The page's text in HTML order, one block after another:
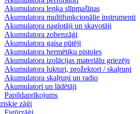
Akumulatora leņķa slīpmašīnas
Akumulatora multifunkcionālie instrumenti
Akumulatora naglotāji un skavotāji
Akumulatora zobenzāģi
Akumulatora gaisa pūtēji
Akumulatora hermētiķu pistoles
Akumulatora izolācijas materiālu griezējs
Akumulatora lukturi, prožektori / skaļruņi
Akumulatora skaļruņi un radio
Akumulatori un lādētāji
Papildaprīkojums
zāģi
Figūrzāģi